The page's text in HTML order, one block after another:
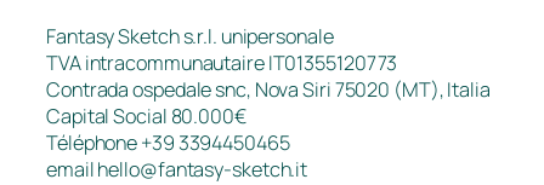
Fantasy Sketch s.r.l. unipersonale
TVA intracommunautaire IT01355120773
Contrada ospedale snc, Nova Siri 75020 (MT), Italia
Capital Social 80.000€
Téléphone +39 3394450465
emailhello@fantasy-sketch.it